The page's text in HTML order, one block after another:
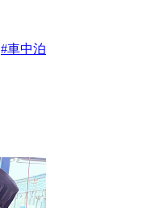
#車中泊